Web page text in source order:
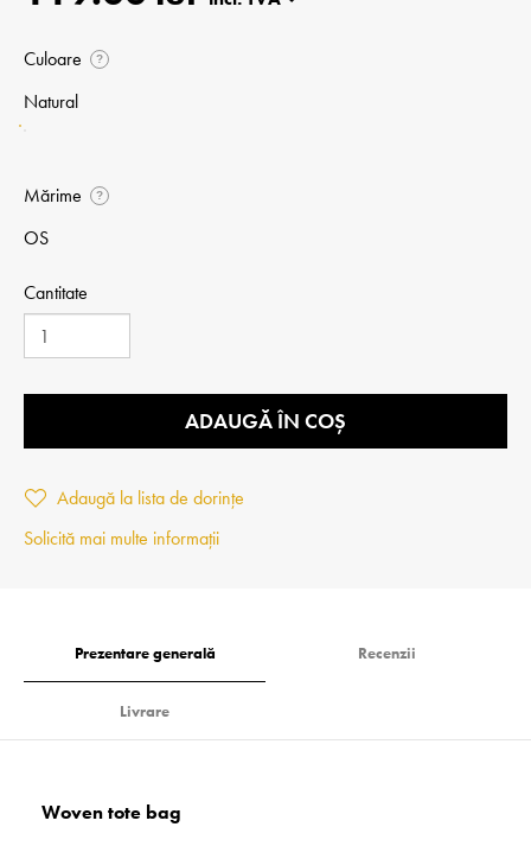
Culoare ?
Natural
Mărime ?
OS
Cantitate
ADAUGĂ ÎN COȘ
Adaugă la lista de dorințe
Solicită mai multe informații
Prezentare generală Recenzii
Livrare
Woven tote bag